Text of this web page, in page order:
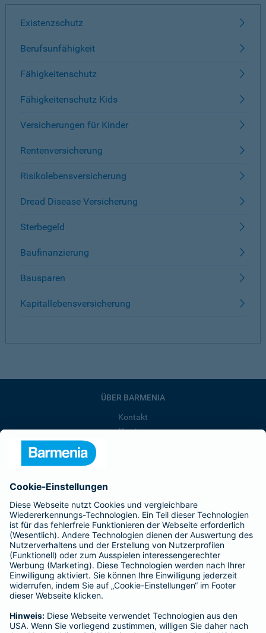
Existenzschutz
Berufsunfähigkeit
Fähigkeitenschutz
Fähigkeitenschutz Kids
Versicherungen für Kinder
Rentenversicherung
Risikolebensversicherung
Dread Disease Versicherung
Sterbegeld
Baufinanzierung
Bausparen
Kapitallebensversicherung
ÜBER BARMENIA
Kontakt
Karriere
Affiliate-Partner werden
Barmenia ist Teil der BarmeniaGothaer
BELIEBTE SEITEN
Kranken-Zusatzversicherung
Tierversicherungen
Haftpflichtversicherung
Hausratversicherung
SERVICE